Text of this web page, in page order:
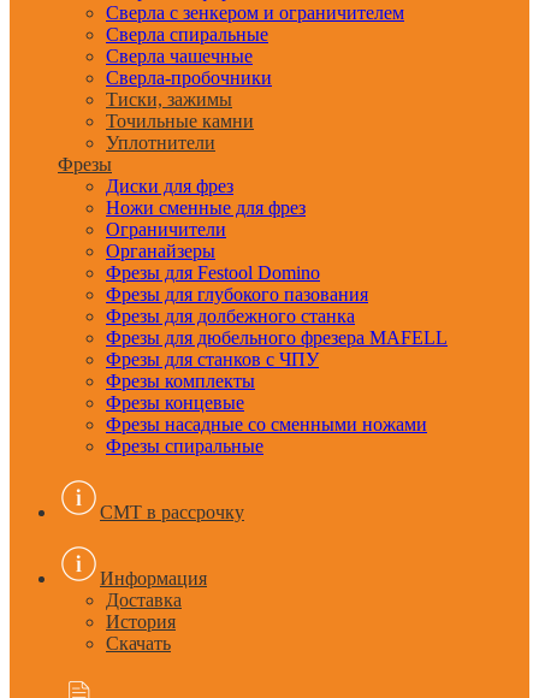
Сверла с зенкером и ограничителем
Сверла спиральные
Сверла чашечные
Сверла-пробочники
Тиски, зажимы
Точильные камни
Уплотнители
Фрезы
Диски для фрез
Ножи сменные для фрез
Ограничители
Органайзеры
Фрезы для Festool Domino
Фрезы для глубокого пазования
Фрезы для долбежного станка
Фрезы для дюбельного фрезера MAFELL
Фрезы для станков с ЧПУ
Фрезы комплекты
Фрезы концевые
Фрезы насадные со сменными ножами
Фрезы спиральные
CMT в рассрочку
Информация
Доставка
История
Скачать